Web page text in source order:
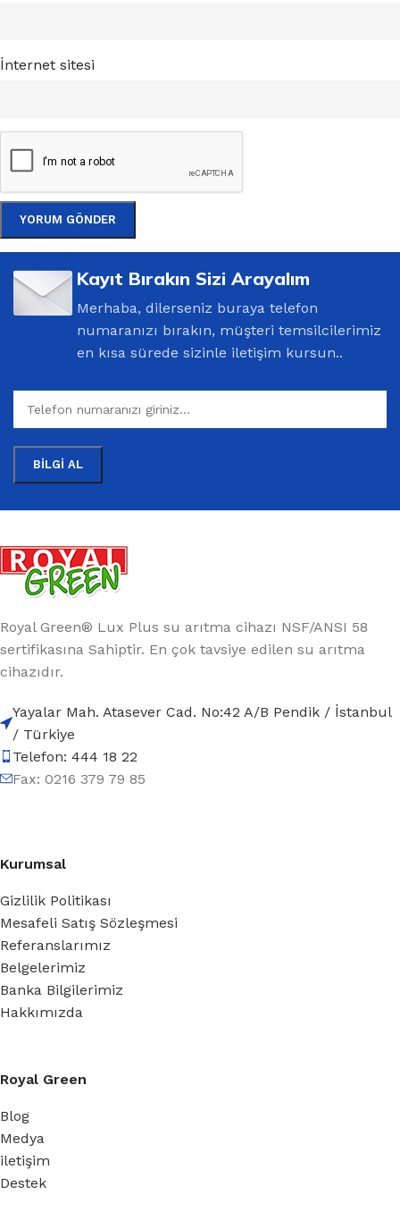
İnternet sitesi
Kayıt Bırakın Sizi Arayalım
Merhaba, dilerseniz buraya telefon
numaranızı bırakın, müşteri temsilcilerimiz
en kısa sürede sizinle iletişim kursun..
Royal Green® Lux Plus su arıtma cihazı NSF/ANSI 58
sertifikasına Sahiptir. En çok tavsiye edilen su arıtma
cihazıdır.
Yayalar Mah. Atasever Cad. No:42 A/B Pendik / İstanbul
/ Türkiye
Telefon: 444 18 22
Fax: 0216 379 79 85
Kurumsal
Gizlilik Politikası
Mesafeli Satış Sözleşmesi
Referanslarımız
Belgelerimiz
Banka Bilgilerimiz
Hakkımızda
Royal Green
Blog
Medya
iletişim
Destek